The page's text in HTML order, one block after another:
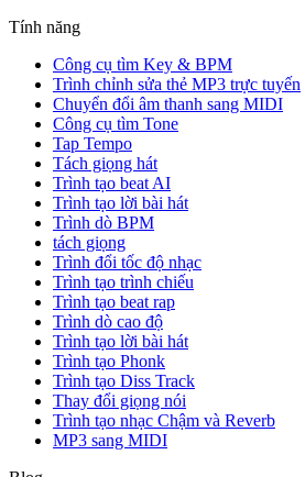
Tính năng
Công cụ tìm Key & BPM
Trình chỉnh sửa thẻ MP3 trực tuyến
Chuyển đổi âm thanh sang MIDI
Công cụ tìm Tone
Tap Tempo
Tách giọng hát
Trình tạo beat AI
Trình tạo lời bài hát
Trình dò BPM
tách giọng
Trình đổi tốc độ nhạc
Trình tạo trình chiếu
Trình tạo beat rap
Trình dò cao độ
Trình tạo lời bài hát
Trình tạo Phonk
Trình tạo Diss Track
Thay đổi giọng nói
Trình tạo nhạc Chậm và Reverb
MP3 sang MIDI